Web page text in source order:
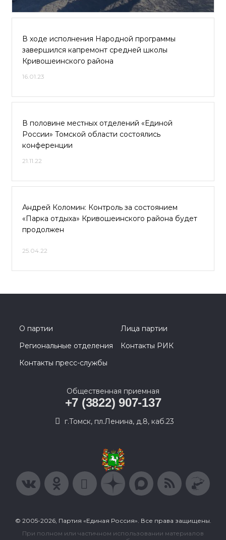
В ходе исполнения Народной программы
завершился капремонт средней школы
Кривошеинского района
16.01.23
В половине местных отделений «Единой
России» Томской области состоялись
конференции
21.11.22
Андрей Коломин: Контроль за состоянием
«Парка отдыха» Кривошеинского района будет
продолжен
25.04.22
О партии
Лица партии
Региональные отделения
Контакты РИК
Контакты пресс-службы
Общественная приемная
+7 (3822) 907-137
г.Томск, пл.Ленина, д.8, каб.23
© 2005-2026, Партия «Единая Россия». Все права защищены.
При полном или частичном использовании материалов